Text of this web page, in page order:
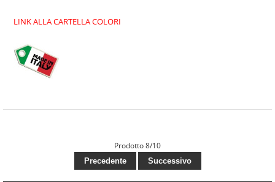
LINK ALLA CARTELLA COLORI
Prodotto 8/10
Precedente Successivo